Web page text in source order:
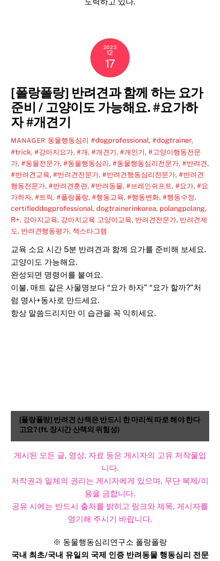
2023
12
17
[폴랑폴랑] 반려견과 함께 하는 요가
준비 / 고양이도 가능해요. #요가하
자 #개견기
MANAGER 동물행동심리 #dogprofessional, #dogtrainer,
#trick,#강아지요가,#개,#개견기,#개인기,#고양이행동전문
가,#동물전문가,#동물행동심리,#동물행동심리전문가,#반려견,
#반려견교육,#반려견전문가,#반려견행동심리전문가,#반려견
행동전문가,#반려견훈련,#반려동물,#브레인쉬프트,#요가,#요
가하자,#트릭,#폴랑폴랑,#행동교육,#행동변화,#행동수정,
certifieddogprofessional,dogtrainerinkorea, polangpolang,
R+, 강아지교육, 강아지교육 고양이교육, 반려견전문가, 반려견제
도, 반려견행동평가, 책스타그램
교육 소요 시간 5분 반려견과 함께 요가를 준비해 보세요.
고양이도 가능해요. ​
완성되면 명령어를 붙여요.
이불, 매트 같은 사물명보다 “요가 하자” “요가 할까?”처
럼 명사+동사로 만드세요.
항상 말씀드리지만 이 습관을 꼭 익히세요.
[폴랑폴랑] 반려견 산책은 반드시 한 마리씩 따로 해야 한다
고요? (ft. 장시간 산책의 위험성)
게시된 모든 글, 영상, 자료 등은 게시자의 고유 저작물입
니다.
저작권과 일체의 권리는 게시자에게 있으며, 무단 복제/이
용을 금합니다.
공유 시에는 반드시 출처를 밝히고 링크와 제목, 게시자를
명기해 주시기 바랍니다.​
※ 동물행동심리연구소 폴랑폴랑
국내 최초/국내 유일의 국제 인증 반려동물 행동심리 전문